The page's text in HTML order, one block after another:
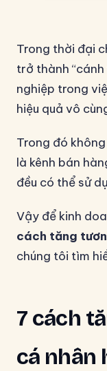
Trong thời đại
trở thành
nghiệp trong
hiệu quả vô
Trong đó
là kênh bán
đều có thể sử
Vậy để kinh
cách tăng
chúng tôi tìm
7 cách
cá nhân